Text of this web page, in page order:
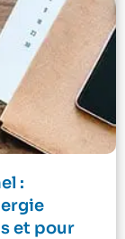
:
et pour